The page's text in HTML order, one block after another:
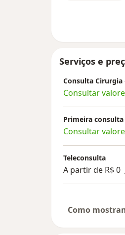
Serviços e
Consulta
Consultar
Primeira
Consultar
Teleconsulta
A partir de R$ 0
Como